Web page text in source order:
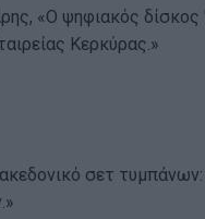
«Ο ψηφιακός δίσκος
Κερκύρας.»
σετ